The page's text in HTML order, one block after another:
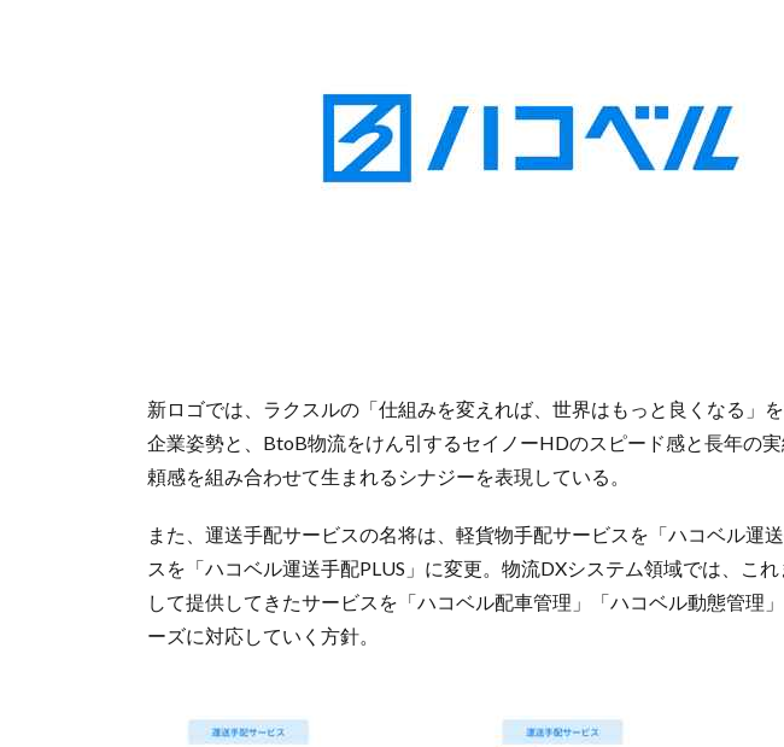
新ロゴでは、ラクスルの「仕組みを変えれば、世界はもっと良くなる」
企業姿勢と、BtoB物流をけん引するセイノーHDのスピード感と長年の
頼感を組み合わせて生まれるシナジーを表現している。
また、運送手配サービスの名将は、軽貨物手配サービスを「ハコベル運
スを「ハコベル運送手配PLUS」に変更。物流DXシステム領域では、こ
して提供してきたサービスを「ハコベル配車管理」「ハコベル動態管理
ーズに対応していく方針。